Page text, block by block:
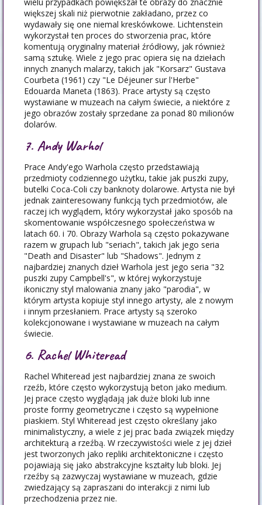
większej skali niż pierwotnie zakładano, przez co
wydawały się one niemal kreskówkowe. Lichtenstein
wykorzystał ten proces do stworzenia prac, które
komentują oryginalny materiał źródłowy, jak również
samą sztukę. Wiele z jego prac opiera się na dziełach
innych znanych malarzy, takich jak "Korsarz" Gustava
Courbeta (1961) czy "Le Déjeuner sur l'Herbe"
Edouarda Maneta (1863). Prace artysty są często
wystawiane w muzeach na całym świecie, a niektóre z
jego obrazów zostały sprzedane za ponad 80 milionów
dolarów.
7. Andy Warhol
Prace Andy'ego Warhola często przedstawiają
przedmioty codziennego użytku, takie jak puszki zupy,
butelki Coca-Coli czy banknoty dolarowe. Artysta nie był
jednak zainteresowany funkcją tych przedmiotów, ale
raczej ich wyglądem, który wykorzystał jako sposób na
skomentowanie współczesnego społeczeństwa w
latach 60. i 70. Obrazy Warhola są często pokazywane
razem w grupach lub "seriach", takich jak jego seria
"Death and Disaster" lub "Shadows". Jednym z
najbardziej znanych dzieł Warhola jest jego seria "32
puszki zupy Campbell's", w której wykorzystuje
ikoniczny styl malowania znany jako "parodia", w
którym artysta kopiuje styl innego artysty, ale z nowym
i innym przesłaniem. Prace artysty są szeroko
kolekcjonowane i wystawiane w muzeach na całym
świecie.
6. Rachel Whiteread
Rachel Whiteread jest najbardziej znana ze swoich
rzeźb, które często wykorzystują beton jako medium.
Jej prace często wyglądają jak duże bloki lub inne
proste formy geometryczne i często są wypełnione
piaskiem. Styl Whiteread jest często określany jako
minimalistyczny, a wiele z jej prac bada związek między
architekturą a rzeźbą. W rzeczywistości wiele z jej dzieł
jest tworzonych jako repliki architektoniczne i często
pojawiają się jako abstrakcyjne kształty lub bloki. Jej
rzeźby są zazwyczaj wystawiane w muzeach, gdzie
zwiedzający są zapraszani do interakcji z nimi lub
przechodzenia przez nie.